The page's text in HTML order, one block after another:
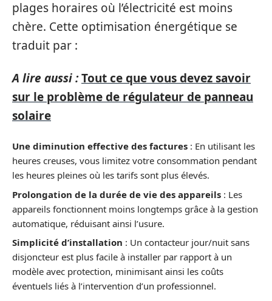
plages horaires où l’électricité est moins
chère. Cette optimisation énergétique se
traduit par :
A lire aussi :Tout ce que vous devez savoir
sur le problème de régulateur de panneau
solaire
Une diminution effective des factures : En utilisant les
heures creuses, vous limitez votre consommation pendant
les heures pleines où les tarifs sont plus élevés.
Prolongation de la durée de vie des appareils : Les
appareils fonctionnent moins longtemps grâce à la gestion
automatique, réduisant ainsi l’usure.
Simplicité d’installation : Un contacteur jour/nuit sans
disjoncteur est plus facile à installer par rapport à un
modèle avec protection, minimisant ainsi les coûts
éventuels liés à l’intervention d’un professionnel.